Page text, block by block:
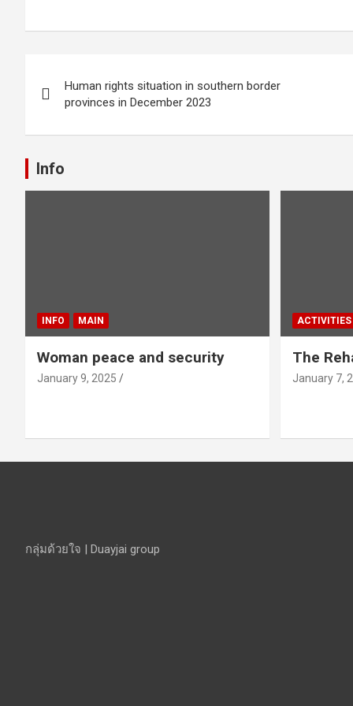
navigation
Human rights situation in southern border
provinces in December 2023
Info
INFO MAIN
Woman peace and security
January 9, 2025
ACTIVITIES
The
January 7,
กลุ่มด้วยใจ | Duayjai group